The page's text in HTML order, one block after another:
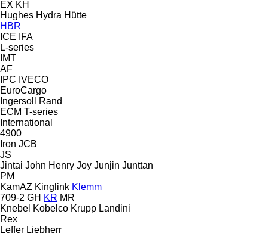
EX KH
Hughes Hydra Hütte
HBR
ICE
IFA
L-series
IMT
AF
IPC IVECO
EuroCargo
Ingersoll Rand
ECM T-series
International
4900
Iron JCB
JS
Jintai John Henry Joy Junjin Junttan
PM
KamAZ Kinglink Klemm
709-2 GH KR MR
Knebel Kobelco Krupp Landini
Rex
Leffer Liebherr